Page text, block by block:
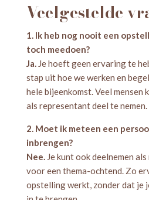
Veelgestelde
1. Ik heb nog nooit een
toch meedoen?
Ja.Je hoeft geen ervaring te
stap uit hoe we werken en
hele bijeenkomst. Veel mensen
als representant deel te nemen.
2. Moet ik meteen een
inbrengen?
Nee.Je kunt ook deelnemen
voor een thema-ochtend. Zo
opstelling werkt, zonder dat je